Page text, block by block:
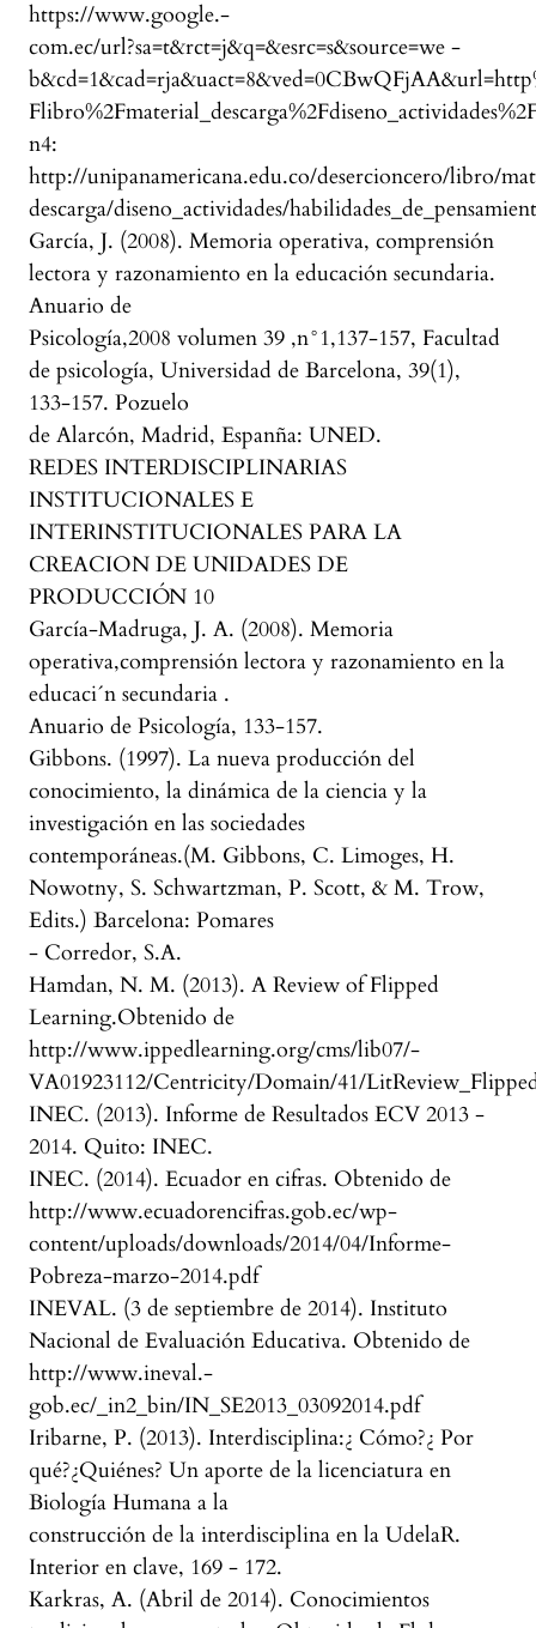
https://www.google.-
com.ec/url?sa=t&rct=j&q=&esrc=s&source=we -
n4:
http://unipanamericana.edu.co/desercioncero/libro/
descarga/diseno_actividades/
García, J. (2008). Memoria operativa, comprensión
lectora y razonamiento en la educación secundaria.
Anuario de
Psicología,2008 volumen 39 ,n°1,137-157, Facultad
de psicología, Universidad de Barcelona, 39(1),
133-157. Pozuelo
de Alarcón, Madrid, Espanña: UNED.
REDES INTERDISCIPLINARIAS
INSTITUCIONALES E
INTERINSTITUCIONALES PARA LA
CREACION DE UNIDADES DE
PRODUCCIÓN 10
García-Madruga, J. A. (2008). Memoria
operativa,comprensión lectora y razonamiento en la
educaci´n secundaria .
Anuario de Psicología, 133-157.
Gibbons. (1997). La nueva producción del
conocimiento, la dinámica de la ciencia y la
investigación en las sociedades
contemporáneas.(M. Gibbons, C. Limoges, H.
Nowotny, S. Schwartzman, P. Scott, & M. Trow,
Edits.) Barcelona: Pomares
- Corredor, S.A.
Hamdan, N. M. (2013). A Review of Flipped
Learning.Obtenido de
http://www.ippedlearning.org/cms/lib07/-
VA01923112/Centricity/Domain/41/
INEC. (2013). Informe de Resultados ECV 2013 -
2014. Quito: INEC.
INEC. (2014). Ecuador en cifras. Obtenido de
http://www.ecuadorencifras.gob.ec/wp-
content/uploads/downloads/2014/04/Informe-
Pobreza-marzo-2014.pdf
INEVAL. (3 de septiembre de 2014). Instituto
Nacional de Evaluación Educativa. Obtenido de
http://www.ineval.-
gob.ec/_in2_bin/IN_SE2013_03092014.pdf
Iribarne, P. (2013). Interdisciplina:¿ Cómo?¿ Por
qué?¿Quiénes? Un aporte de la licenciatura en
Biología Humana a la
construcción de la interdisciplina en la UdelaR.
Interior en clave, 169 - 172.
Karkras, A. (Abril de 2014). Conocimientos